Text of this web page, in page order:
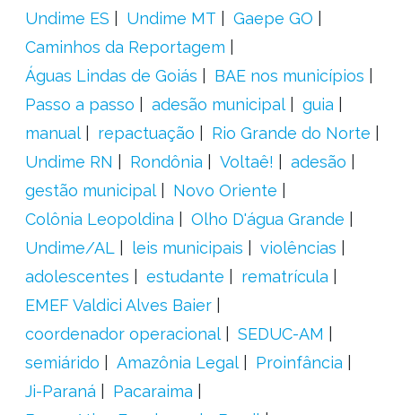
Undime ES
Undime MT
Gaepe GO
Caminhos da Reportagem
Águas Lindas de Goiás
BAE nos municípios
Passo a passo
adesão municipal
guia
manual
repactuação
Rio Grande do Norte
Undime RN
Rondônia Voltaê!
adesão
gestão municipal
Novo Oriente
Colônia Leopoldina
Olho D'água Grande
Undime/AL
leis municipais
violências
adolescentes
estudante
rematrícula
EMEF Valdici Alves Baier
coordenador operacional
SEDUC-AM
semiárido
Amazônia Legal
Proinfância
Ji-Paraná
Pacaraima